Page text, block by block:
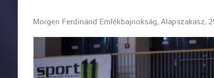
Morgen Ferdinánd Emlékbajnokság, Alapszakasz,